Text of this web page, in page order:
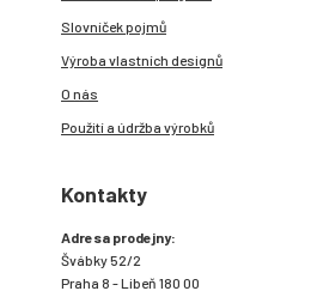
Slovníček pojmů
Výroba vlastních designů
O nás
Použití a údržba výrobků
Kontakty
Adresa prodejny:
Švábky 52/2
Praha 8 - Libeň 180 00